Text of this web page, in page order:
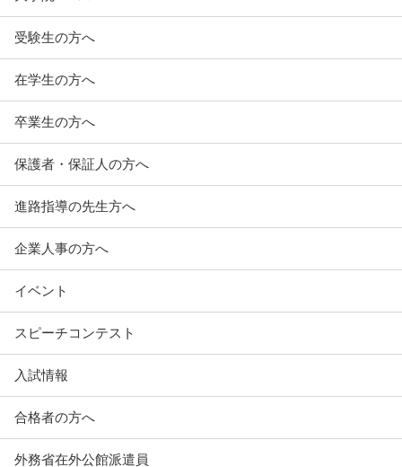
受験生の方へ
在学生の方へ
卒業生の方へ
保護者・保証人の方へ
進路指導の先生方へ
企業人事の方へ
イベント
スピーチコンテスト
入試情報
合格者の方へ
外務省在外公館派遣員